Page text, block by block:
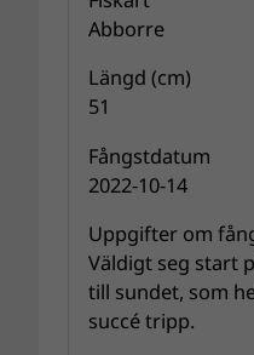
Abborre
Längd (cm)
51
Fångstdatum
2022-10-14
Uppgifter om
Väldigt seg start
till sundet, som
succé tripp.